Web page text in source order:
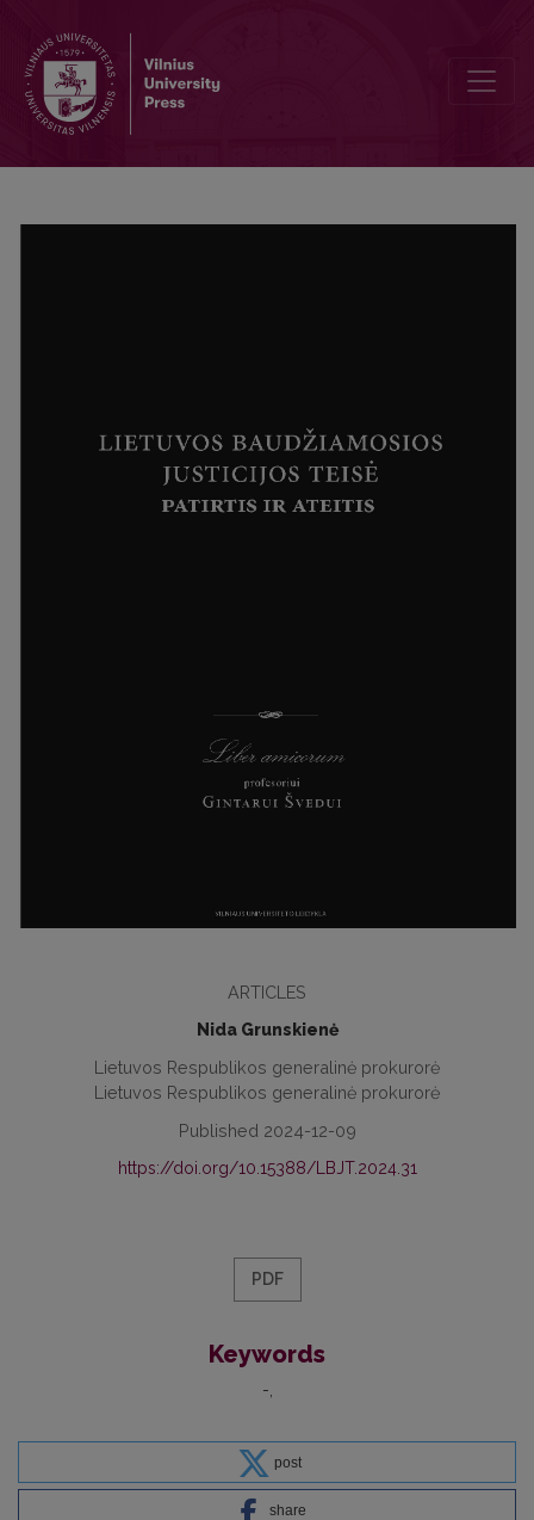
ARTICLES
Nida Grunskienė
Lietuvos Respublikos generalinė prokurorė
Lietuvos Respublikos generalinė prokurorė
Published 2024-12-09
https://doi.org/10.15388/LBJT.2024.31
PDF
Keywords
-
post
share